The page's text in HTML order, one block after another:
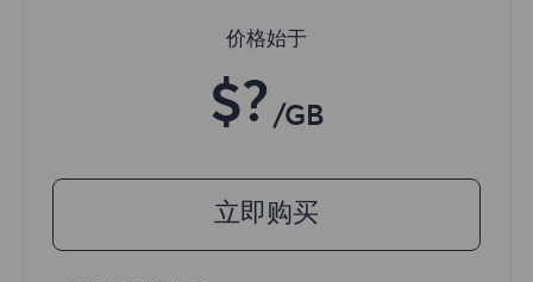
价格始于
$? /GB
立即购买